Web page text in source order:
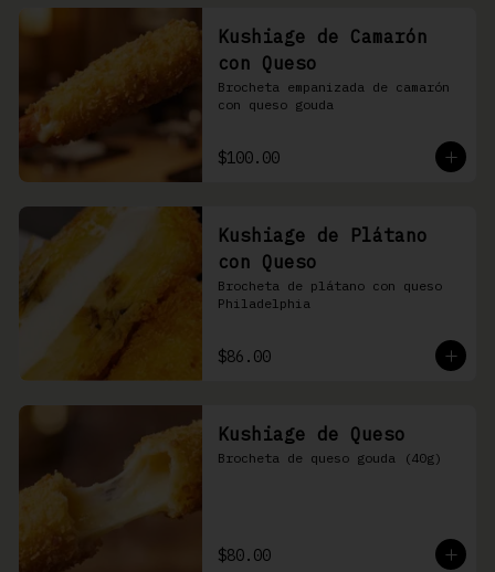
Kushiage de Camarón
con Queso
Brocheta empanizada de camarón
con queso gouda
$100.00
Kushiage de Plátano
con Queso
Brocheta de plátano con queso
Philadelphia
$86.00
Kushiage de Queso
Brocheta de queso gouda (40g)
$80.00